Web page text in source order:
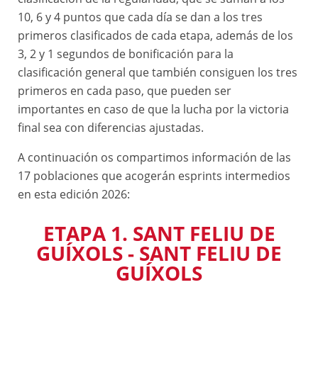
10, 6 y 4 puntos que cada día se dan a los tres
primeros clasificados de cada etapa, además de los
3, 2 y 1 segundos de bonificación para la
clasificación general que también consiguen los tres
primeros en cada paso, que pueden ser
importantes en caso de que la lucha por la victoria
final sea con diferencias ajustadas.
A continuación os compartimos información de las
17 poblaciones que acogerán esprints intermedios
en esta edición 2026:
ETAPA 1. SANT FELIU DE
GUÍXOLS - SANT FELIU DE
GUÍXOLS